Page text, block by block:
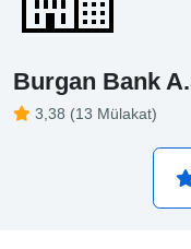
Burgan Bank
3,38 (13 Mülakat)